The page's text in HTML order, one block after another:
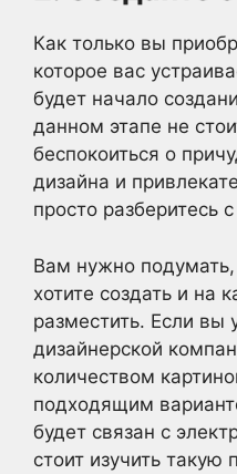
Как только вы
которое вас
будет начало
данном этапе не
беспокоиться о
дизайна и
просто разберитесь
Вам нужно
хотите создать и на
разместить. Если вы
дизайнерской
количеством
подходящим
будет связан с
стоит изучить такую